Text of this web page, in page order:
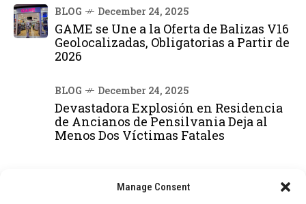
Manage Consent
BLOG December 24, 2025
GAME se Une a la Oferta de Balizas V16
Geolocalizadas, Obligatorias a Partir de
2026
BLOG December 24, 2025
Devastadora Explosión en Residencia
de Ancianos de Pensilvania Deja al
Menos Dos Víctimas Fatales
DEAL OF THE MONTH